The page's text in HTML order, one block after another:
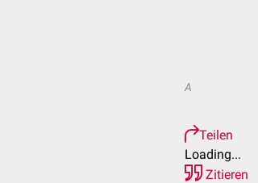
A
Teilen
Loading...
Zitieren